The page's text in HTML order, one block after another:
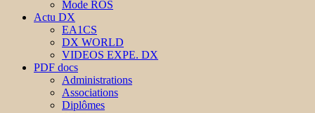
Mode ROS
Actu DX
EA1CS
DX WORLD
VIDEOS EXPE. DX
PDF docs
Administrations
Associations
Diplômes